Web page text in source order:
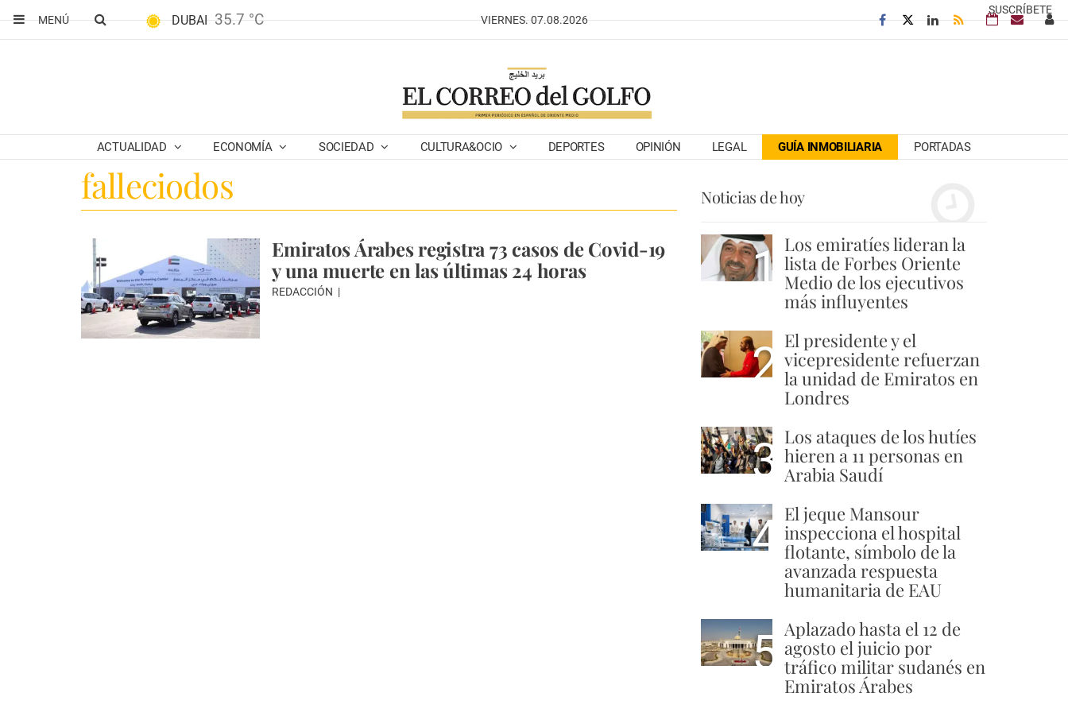
SUSCRÍBETE
MENÚ
DUBAI 35.7 °C VIERNES. 07.08.2026
ACTUALIDAD ECONOMÍA SOCIEDAD CULTURA&OCIO DEPORTES OPINIÓN LEGAL GUÍA INMOBILIARIA PORTADAS
falleciodos
Emiratos Árabes registra 73 casos de Covid-19
y una muerte en las últimas 24 horas
REDACCIÓN
Noticias de hoy
1 Los emiratíes lideran la
lista de Forbes Oriente
Medio de los ejecutivos
más influyentes
2 El presidente y el
vicepresidente refuerzan
la unidad de Emiratos en
Londres
3 Los ataques de los hutíes
hieren a 11 personas en
Arabia Saudí
4 El jeque Mansour
inspecciona el hospital
flotante, símbolo de la
avanzada respuesta
humanitaria de EAU
5 Aplazado hasta el 12 de
agosto el juicio por
tráfico militar sudanés en
Emiratos Árabes